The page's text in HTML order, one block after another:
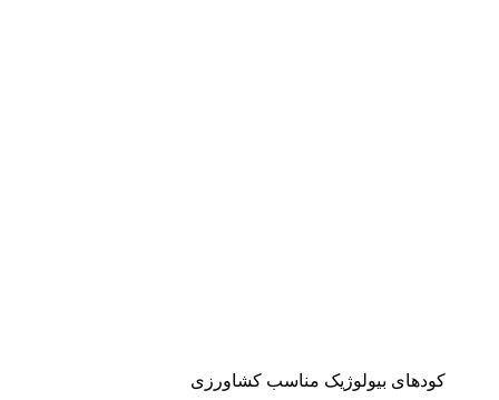
کودهای بیولوژیک مناسب کشاورزی